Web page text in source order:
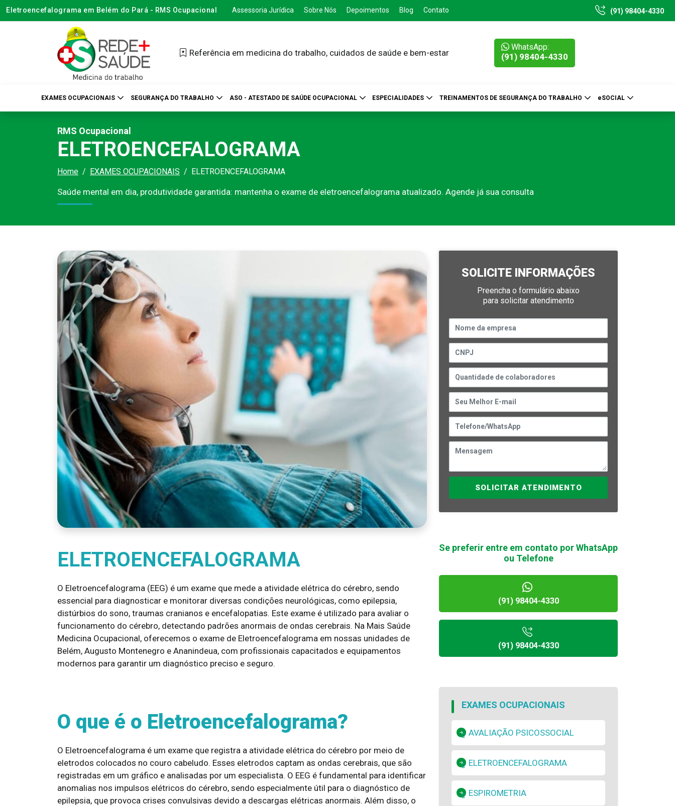
Eletroencefalograma em Belém do Pará - RMS Ocupacional Contato
Blog
Depoimentos
Sobre Nós
Assessoria Jurídica (91) 98404-4330
Referência em medicina do trabalho, cuidados de saúde e bem-estar
WhatsApp:
(91) 98404-4330
EXAMES OCUPACIONAIS SEGURANÇA DO TRABALHO ASO - ATESTADO DE SAÚDE OCUPACIONAL ESPECIALIDADES TREINAMENTOS DE SEGURANÇA DO TRABALHO eSOCIAL
RMS Ocupacional
ELETROENCEFALOGRAMA
Home EXAMES OCUPACIONAIS ELETROENCEFALOGRAMA
Saúde mental em dia, produtividade garantida: mantenha o exame de eletroencefalograma atualizado. Agende já sua consulta
ELETROENCEFALOGRAMA
O Eletroencefalograma (EEG) é um exame que mede a atividade elétrica do cérebro, sendo
essencial para diagnosticar e monitorar diversas condições neurológicas, como epilepsia,
distúrbios do sono, traumas cranianos e encefalopatias. Este exame é utilizado para avaliar o
funcionamento do cérebro, detectando padrões anormais de ondas cerebrais. Na Mais Saúde
Medicina Ocupacional, oferecemos o exame de Eletroencefalograma em nossas unidades de
Belém, Augusto Montenegro e Ananindeua, com profissionais capacitados e equipamentos
modernos para garantir um diagnóstico preciso e seguro.
O que é o Eletroencefalograma?
O Eletroencefalograma é um exame que registra a atividade elétrica do cérebro por meio de
eletrodos colocados no couro cabeludo. Esses eletrodos captam as ondas cerebrais, que são
registradas em um gráfico e analisadas por um especialista. O EEG é fundamental para identificar
anomalias nos impulsos elétricos do cérebro, sendo especialmente útil para o diagnóstico de
epilepsia, que provoca crises convulsivas devido a descargas elétricas anormais. Além disso, o
SOLICITE INFORMAÇÕES
Preencha o formulário abaixo
para solicitar atendimento
SOLICITAR ATENDIMENTO
Se preferir entre em contato por WhatsApp
ou Telefone
(91) 98404-4330
(91) 98404-4330
EXAMES OCUPACIONAIS
AVALIAÇÃO PSICOSSOCIAL
ELETROENCEFALOGRAMA
ESPIROMETRIA